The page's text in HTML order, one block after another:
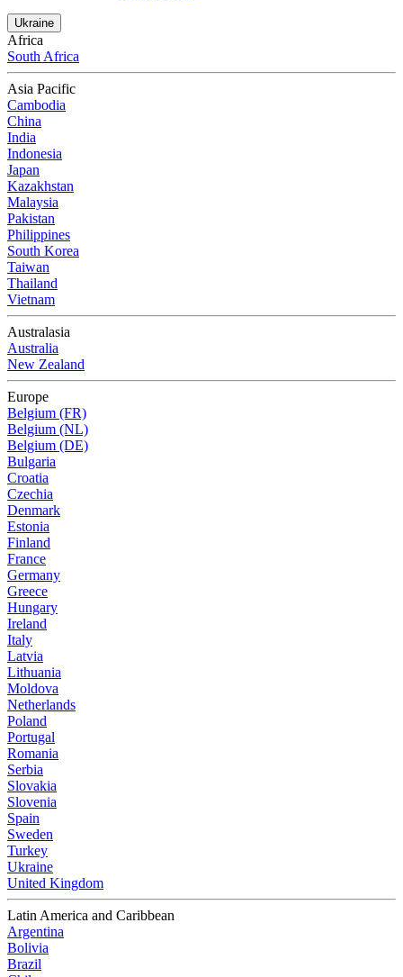
Ukraine
Africa
South Africa
Asia Pacific
Cambodia
China
India
Indonesia
Japan
Kazakhstan
Malaysia
Pakistan
Philippines
South Korea
Taiwan
Thailand
Vietnam
Australasia
Australia
New Zealand
Europe
Belgium (FR)
Belgium (NL)
Belgium (DE)
Bulgaria
Croatia
Czechia
Denmark
Estonia
Finland
France
Germany
Greece
Hungary
Ireland
Italy
Latvia
Lithuania
Moldova
Netherlands
Poland
Portugal
Romania
Serbia
Slovakia
Slovenia
Spain
Sweden
Turkey
Ukraine
United Kingdom
Latin America and Caribbean
Argentina
Bolivia
Brazil